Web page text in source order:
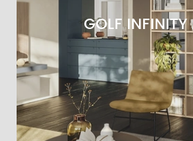
GOLF INFINITY